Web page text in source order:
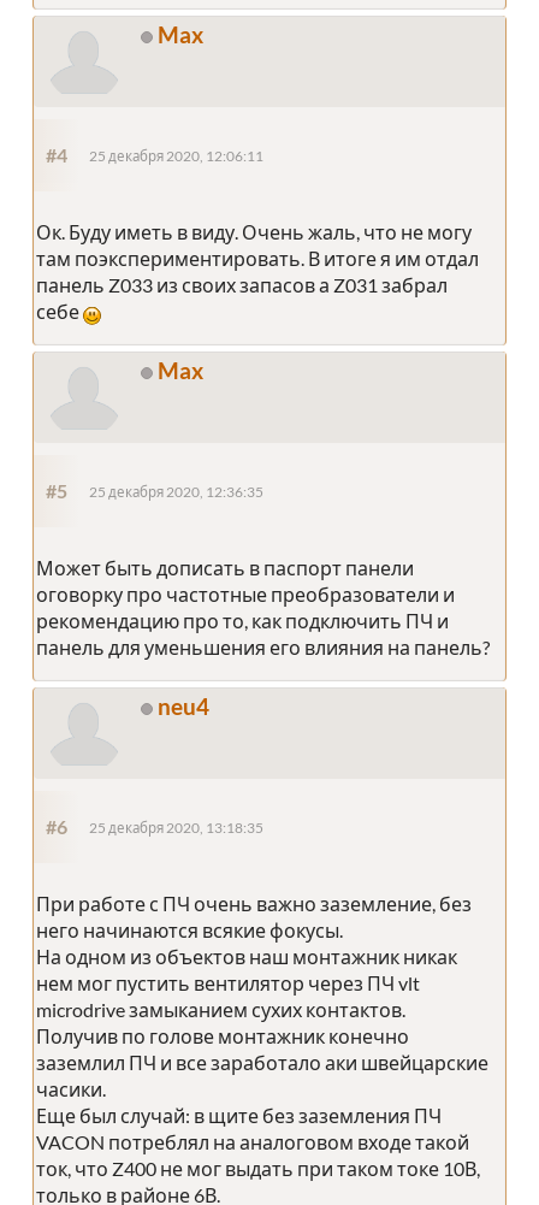
Max
#4 25 декабря 2020, 12:06:11
Ок. Буду иметь в виду. Очень жаль, что не могу
там поэкспериментировать. В итоге я им отдал
панель Z033 из своих запасов а Z031 забрал
себе
Max
#5 25 декабря 2020, 12:36:35
Может быть дописать в паспорт панели
оговорку про частотные преобразователи и
рекомендацию про то, как подключить ПЧ и
панель для уменьшения его влияния на панель?
neu4
#6 25 декабря 2020, 13:18:35
При работе с ПЧ очень важно заземление, без
него начинаются всякие фокусы.
На одном из объектов наш монтажник никак
нем мог пустить вентилятор через ПЧ vlt
microdrive замыканием сухих контактов.
Получив по голове монтажник конечно
заземлил ПЧ и все заработало аки швейцарские
часики.
Еще был случай: в щите без заземления ПЧ
VACON потреблял на аналоговом входе такой
ток, что Z400 не мог выдать при таком токе 10В,
только в районе 6В.